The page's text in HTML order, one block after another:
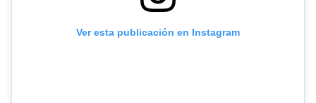
Ver esta publicación en Instagram